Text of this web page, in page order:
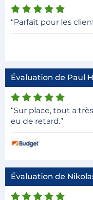
“Parfait pour les
Évaluation de Paul
“Sur place, tout a
eu de retard.”
Évaluation de